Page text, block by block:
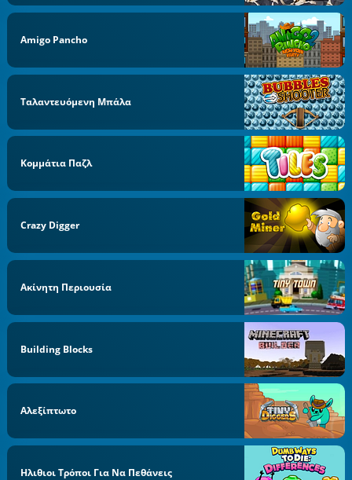
Amigo Pancho
Ταλαντευόμενη Μπάλα
Κομμάτια Παζλ
Crazy Digger
Ακίνητη Περιουσία
Building Blocks
Αλεξίπτωτο
Ηλιθιοι Τρόποι Για Να Πεθάνεις